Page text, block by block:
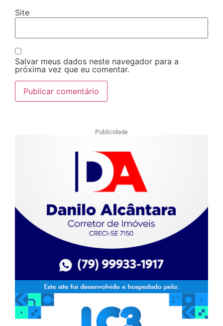
Site
Salvar meus dados neste navegador para a
próxima vez que eu comentar.
Publicidade